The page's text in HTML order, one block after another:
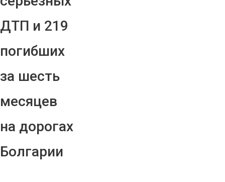
ДТП и 219
погибших
за шесть
месяцев
на дорогах
Болгарии